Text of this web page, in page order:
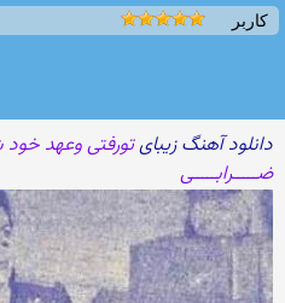
کاربر
دانلود آهنگ زیبایتورفتی وعهد
ضـــــرابـــــی